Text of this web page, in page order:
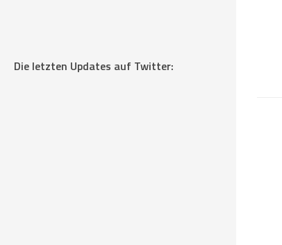
Die letzten Updates auf Twitter: